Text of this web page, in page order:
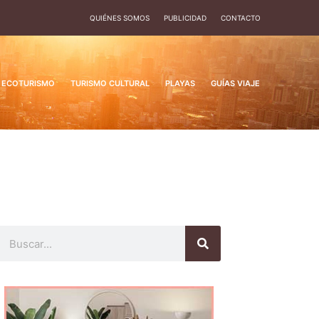
QUIÉNES SOMOS PUBLICIDAD CONTACTO
ECOTURISMO TURISMO CULTURAL PLAYAS GUÍAS VIAJE